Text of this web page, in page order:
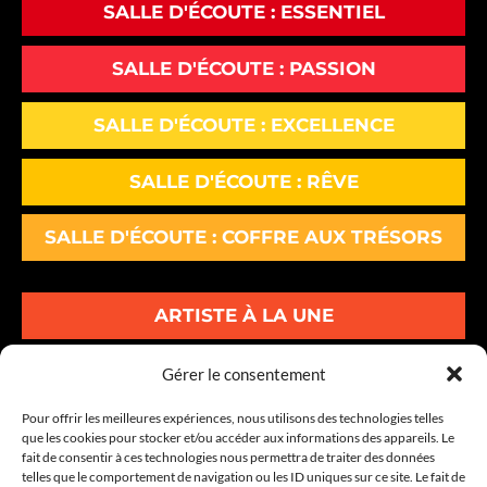
Gérer le consentement
Pour offrir les meilleures expériences, nous utilisons des technologies telles
que les cookies pour stocker et/ou accéder aux informations des appareils. Le
fait de consentir à ces technologies nous permettra de traiter des données
telles que le comportement de navigation ou les ID uniques sur ce site. Le fait de
SALLE D'ÉCOUTE : ESSENTIEL
SALLE D'ÉCOUTE : PASSION
SALLE D'ÉCOUTE : EXCELLENCE
SALLE D'ÉCOUTE : RÊVE
SALLE D'ÉCOUTE : COFFRE AUX TRÉSORS
ARTISTE À LA UNE
ALBUMS À LA UNE
INFOS À LA UNE